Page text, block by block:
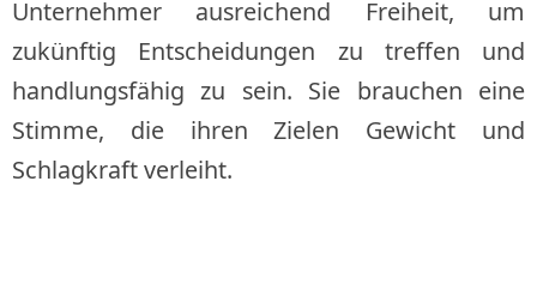
Unternehmer ausreichend Freiheit, um
zukünftig Entscheidungen zu treffen und
handlungsfähig zu sein. Sie brauchen eine
Stimme, die ihren Zielen Gewicht und
Schlagkraft verleiht.